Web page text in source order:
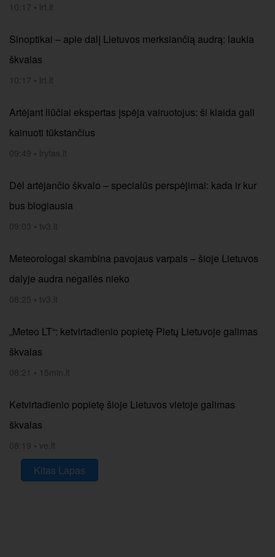
10:17 • lrt.lt
Sinoptikai – apie dalį Lietuvos merksiančią audrą: laukia
škvalas
10:17 • lrt.lt
Artėjant liūčiai ekspertas įspėja vairuotojus: ši klaida gali
kainuoti tūkstančius
09:49 • lrytas.lt
Dėl artėjančio škvalo – specialūs perspėjimai: kada ir kur
bus blogiausia
09:03 • tv3.lt
Meteorologai skambina pavojaus varpais – šioje Lietuvos
dalyje audra negailės nieko
08:25 • tv3.lt
„Meteo LT“: ketvirtadienio popietę Pietų Lietuvoje galimas
škvalas
08:21 • 15min.lt
Ketvirtadienio popietę šioje Lietuvos vietoje galimas
škvalas
08:19 • ve.lt
Kitas Lapas